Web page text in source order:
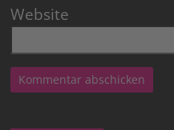
Website